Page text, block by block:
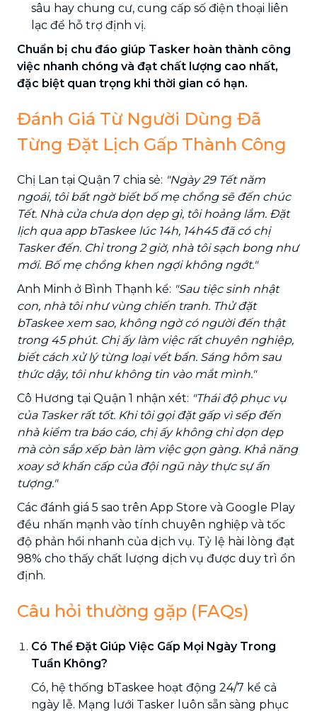
sâu hay chung cư, cung cấp số điện thoại liên
lạc để hỗ trợ định vị.
Chuẩn bị chu đáo giúp Tasker hoàn thành công
việc nhanh chóng và đạt chất lượng cao nhất,
đặc biệt quan trọng khi thời gian có hạn.
Đánh Giá Từ Người Dùng Đã
Từng Đặt Lịch Gấp Thành Công
Chị Lan tại Quận 7 chia sẻ: "Ngày 29 Tết năm
ngoái, tôi bất ngờ biết bố mẹ chồng sẽ đến chúc
Tết. Nhà cửa chưa dọn dẹp gì, tôi hoảng lắm. Đặt
lịch qua app bTaskee lúc 14h, 14h45 đã có chị
Tasker đến. Chỉ trong 2 giờ, nhà tôi sạch bong như
mới. Bố mẹ chồng khen ngợi không ngớt."
Anh Minh ở Bình Thạnh kể: "Sau tiệc sinh nhật
con, nhà tôi như vùng chiến tranh. Thử đặt
bTaskee xem sao, không ngờ có người đến thật
trong 45 phút. Chị ấy làm việc rất chuyên nghiệp,
biết cách xử lý từng loại vết bẩn. Sáng hôm sau
thức dậy, tôi như không tin vào mắt mình."
Cô Hương tại Quận 1 nhận xét: "Thái độ phục vụ
của Tasker rất tốt. Khi tôi gọi đặt gấp vì sếp đến
nhà kiểm tra báo cáo, chị ấy không chỉ dọn dẹp
mà còn sắp xếp bàn làm việc gọn gàng. Khả năng
xoay sở khẩn cấp của đội ngũ này thực sự ấn
tượng."
Các đánh giá 5 sao trên App Store và Google Play
đều nhấn mạnh vào tính chuyên nghiệp và tốc
độ phản hồi nhanh của dịch vụ. Tỷ lệ hài lòng đạt
98% cho thấy chất lượng dịch vụ được duy trì ổn
định.
Câu hỏi thường gặp (FAQs)
Có Thể Đặt Giúp Việc Gấp Mọi Ngày Trong
Tuần Không?
Có, hệ thống bTaskee hoạt động 24/7 kể cả
ngày lễ. Mạng lưới Tasker luôn sẵn sàng phục